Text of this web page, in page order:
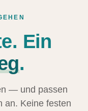
Ein
.
— und passen
an. Keine festen